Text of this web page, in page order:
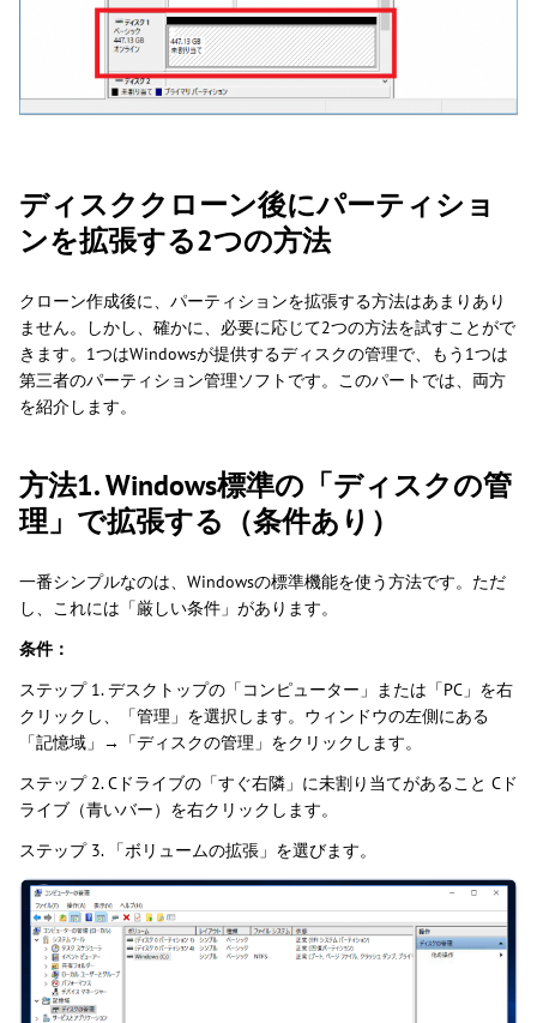
ディスククローン後にパーティショ
ンを拡張する2つの方法
クローン作成後に、パーティションを拡張する方法はあまりあり
ません。しかし、確かに、必要に応じて2つの方法を試すことがで
きます。1つはWindowsが提供するディスクの管理で、もう1つは
第三者のパーティション管理ソフトです。このパートでは、両方
を紹介します。
方法1. Windows標準の「ディスクの管
理」で拡張する（条件あり）
一番シンプルなのは、Windowsの標準機能を使う方法です。ただ
し、これには「厳しい条件」があります。
条件：
ステップ 1. デスクトップの「コンピューター」または「PC」を右
クリックし、「管理」を選択します。ウィンドウの左側にある
「記憶域」→「ディスクの管理」をクリックします。
ステップ 2. Cドライブの「すぐ右隣」に未割り当てがあること Cド
ライブ（青いバー）を右クリックします。
ステップ 3. 「ボリュームの拡張」を選びます。